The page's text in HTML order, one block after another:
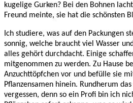
kugelige Gurken? Bei den Bohnen
Freund meinte, sie hat die schönsten
Ich studiere, was auf den Packungen
sonnig, welche braucht viel Wasser
alles gehört durchdacht. Einige
mitgenommen zu werden. Zu Hause
Anzuchttöpfchen vor und befülle sie
Pflanzensamen hinein. Rundherum
vergessen, denn so ein Profi bin ich